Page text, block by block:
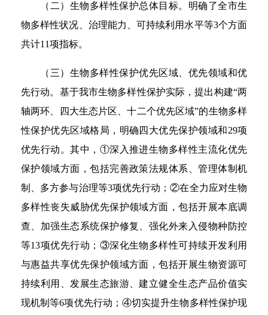
（二）生物多样性保护总体目标。明确了全市生
物多样性状况、治理能力、可持续利用水平等3个方面
共计11项指标。
（三）生物多样性保护优先区域、优先领域和优
先行动。基于我市生物多样性保护实际，提出构建“两
轴两环、四大生态片区、十二个优先区域”的生物多样
性保护优先区域格局，明确四大优先保护领域和29项
优先行动。其中，①深入推进生物多样性主流化优先
保护领域方面，包括完善政策法规体系、管理体制机
制、多方参与治理等3项优先行动；②在全力应对生物
多样性丧失威胁优先保护领域方面，包括开展本底调
查、加强生态系统保护修复、强化外来入侵物种防控
等13项优先行动；③深化生物多样性可持续开发利用
与惠益共享优先保护领域方面，包括开展生物资源可
持续利用、发展生态旅游、建立健全生态产品价值实
现机制等6项优先行动；④切实提升生物多样性保护现